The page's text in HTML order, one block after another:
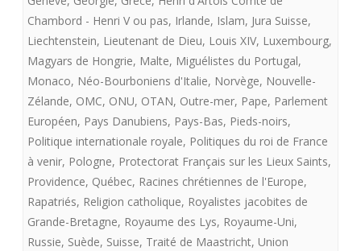
Chambord - Henri V ou pas, Irlande, Islam, Jura Suisse,
Liechtenstein, Lieutenant de Dieu, Louis XIV, Luxembourg,
Magyars de Hongrie, Malte, Miguélistes du Portugal,
Monaco, Néo-Bourboniens d'Italie, Norvège, Nouvelle-
Zélande, OMC, ONU, OTAN, Outre-mer, Pape, Parlement
Européen, Pays Danubiens, Pays-Bas, Pieds-noirs,
Politique internationale royale, Politiques du roi de France
à venir, Pologne, Protectorat Français sur les Lieux Saints,
Providence, Québec, Racines chrétiennes de l'Europe,
Rapatriés, Religion catholique, Royalistes jacobites de
Grande-Bretagne, Royaume des Lys, Royaume-Uni,
Russie, Suède, Suisse, Traité de Maastricht, Union